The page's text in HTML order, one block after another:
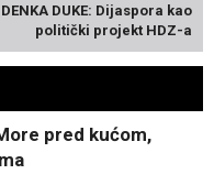
DUKE: Dijaspora kao
politički projekt HDZ-a
pred kućom,